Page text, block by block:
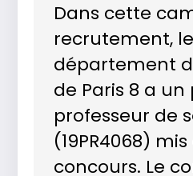
Dans cette
recrutement, le
département
de Paris 8 a un
professeur de
(19PR4068)
concours. Le